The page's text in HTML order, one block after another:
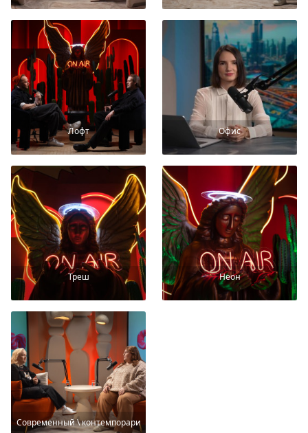
Лофт Офис
Треш Неон
Современный \ контемпорари